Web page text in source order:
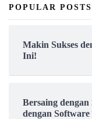
POPULAR POSTS
Makin Sukses
Ini!
Bersaing
dengan